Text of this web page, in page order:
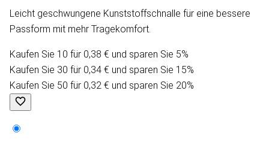
Leicht geschwungene Kunststoffschnalle für eine bessere
Passform mit mehr Tragekomfort.
Kaufen Sie 10 für 0,38 € und sparen Sie 5%
Kaufen Sie 30 für 0,34 € und sparen Sie 15%
Kaufen Sie 50 für 0,32 € und sparen Sie 20%